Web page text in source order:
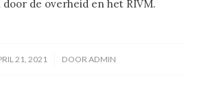
de overheid en het RIVM.
21, 2021
/ DOORADMIN